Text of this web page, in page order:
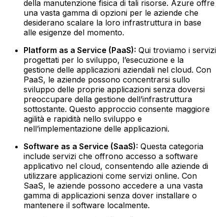
della manutenzione fisica di tali risorse. Azure offre
una vasta gamma di opzioni per le aziende che
desiderano scalare la loro infrastruttura in base
alle esigenze del momento.‍
Platform as a Service (PaaS): Qui troviamo i servizi
progettati per lo sviluppo, l’esecuzione e la
gestione delle applicazioni aziendali nel cloud. Con
PaaS, le aziende possono concentrarsi sullo
sviluppo delle proprie applicazioni senza doversi
preoccupare della gestione dell’infrastruttura
sottostante. Questo approccio consente maggiore
agilità e rapidità nello sviluppo e
nell’implementazione delle applicazioni.‍
Software as a Service (SaaS): Questa categoria
include servizi che offrono accesso a software
applicativo nel cloud, consentendo alle aziende di
utilizzare applicazioni come servizi online. Con
SaaS, le aziende possono accedere a una vasta
gamma di applicazioni senza dover installare o
mantenere il software localmente. ‍